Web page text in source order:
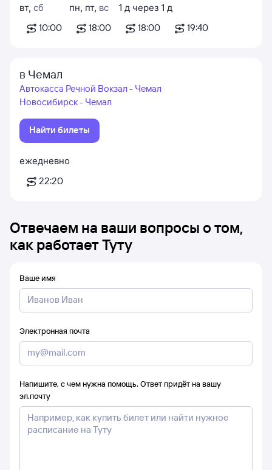
вт, сб
10:00
пн, пт, вс
18:00
1 д через 1 д
18:00
19:40
в Чемал
Автокасса Речной Вокзал - Чемал
Новосибирск - Чемал
Найти билеты
ежедневно
22:20
Отвечаем на ваши вопросы о том,
как работает Туту
Ваше имя
Электронная почта
Напишите, с чем нужна помощь. Ответ придёт на вашу
эл.почту